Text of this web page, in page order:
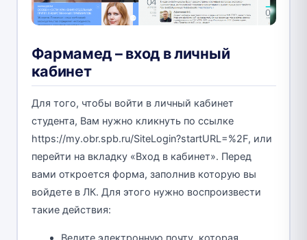
Фармамед – вход в личный
кабинет
Для того, чтобы войти в личный кабинет
студента, Вам нужно кликнуть по ссылке
https://my.obr.spb.ru/SiteLogin?startURL=%2F, или
перейти на вкладку «Вход в кабинет». Перед
вами откроется форма, заполнив которую вы
войдете в ЛК. Для этого нужно воспроизвести
такие действия: